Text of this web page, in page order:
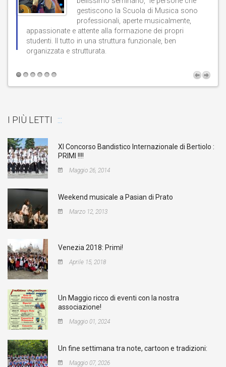
gestiscono la Scuola di Musica sono
professionali, aperte musicalmente,
appassionate e attente alla formazione dei propri
studenti. Il tutto in una struttura funzionale, ben
organizzata e strutturata.
I PIÙ LETTI
XI Concorso Bandistico Internazionale di Bertiolo :
PRIMI !!!!
Maggio 26, 2014
Weekend musicale a Pasian di Prato
Marzo 12, 2013
Venezia 2018: Primi!
Aprile 15, 2018
Un Maggio ricco di eventi con la nostra
associazione!
Maggio 01, 2024
Un fine settimana tra note, cartoon e tradizioni:
Maggio 07, 2026